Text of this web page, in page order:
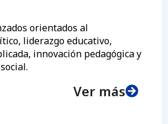
orientados al
liderazgo educativo,
innovación pedagógica y
Ver más